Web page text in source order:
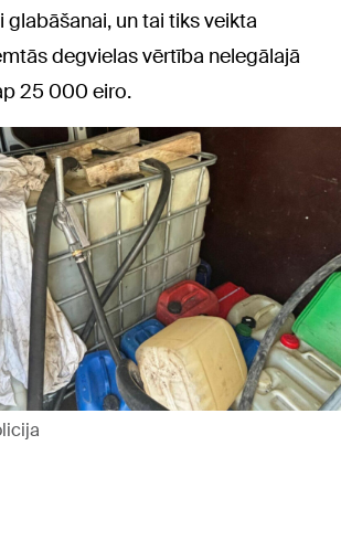
un tai tiks veikta
degvielas vērtība nelegālajā
25 000 eiro.